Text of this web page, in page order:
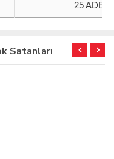
25 ADET
Satanları